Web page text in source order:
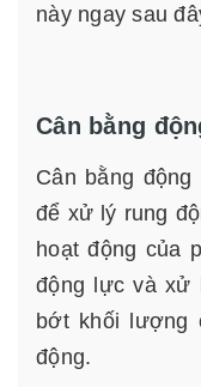
này ngay sau
Cân bằng
Cân bằng
để xử lý rung
hoạt động của
động lực và xử
bớt khối lượng
động.